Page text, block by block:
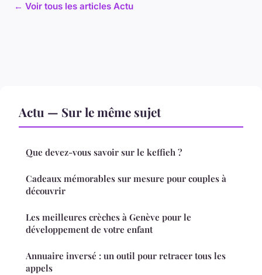
← Voir tous les articles Actu
Actu — Sur le même sujet
Que devez-vous savoir sur le keffieh ?
Cadeaux mémorables sur mesure pour couples à
découvrir
Les meilleures crèches à Genève pour le
développement de votre enfant
Annuaire inversé : un outil pour retracer tous les
appels